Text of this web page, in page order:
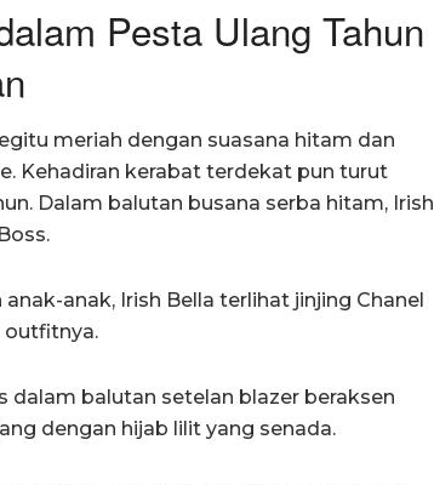
Pesta Ulang Tahun
meriah dengan suasana hitam dan
Kehadiran kerabat terdekat pun turut
Dalam balutan busana serba hitam, Irish
anak, Irish Bella terlihat jinjing Chanel
outfitnya.
dalam balutan setelan blazer beraksen
dengan hijab lilit yang senada.